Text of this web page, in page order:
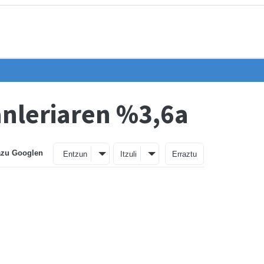
%3,6a
Googlen Entzun Itzuli Erraztu